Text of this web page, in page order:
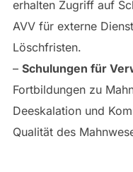
erhalten Zugriff auf
AVV für externe
Löschfristen.
– Schulungen für
Fortbildungen zu
Deeskalation und
Qualität des